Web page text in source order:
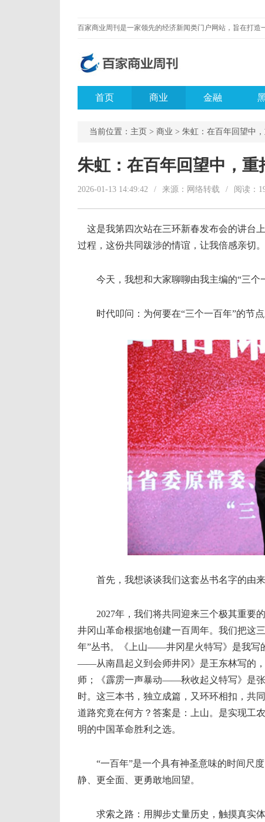
首页 商业 金融
当前位置： 主页 > 商业 > 朱虹：在百年回望中
朱虹：在百年回望中，
2026-01-13 14:49:42 / 来源：网络转载 / 阅读：
这是我第四次站在三环新春发布会的讲台
过程，这份共同跋涉的情谊，让我倍感亲切。
今天，我想和大家聊聊由我主编的“三个一
时代叩问：为何要在“三个一百年”的节点
首先，我想谈谈我们这套丛书名字的由来
2027年，我们将共同迎来三个极其重要的
井冈山革命根据地创建一百周年。我们把这
年”丛书。《上山——井冈星火特写》是我写
——从南昌起义到会师井冈》是王东林写的
师；《霹雳一声暴动——秋收起义特写》是
时。这三本书，独立成篇，又环环相扣，共
道路究竟在何方？答案是：上山。是实现工
明的中国革命胜利之选。
“一百年”是一个具有神圣意味的时间尺度
静、更全面、更勇敢地回望。
求索之路：用脚步丈量历史，触摸真实